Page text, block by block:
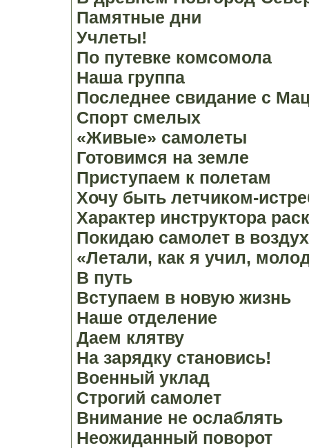
Памятные дни
Учлеты!
По путевке комсомола
Наша группа
Последнее свидание с
Спорт смелых
«Живые» самолеты
Готовимся на земле
Приступаем к полетам
Хочу быть летчиком-
Характер инструктора
Покидаю самолет в
«Летали, как я учил,
В путь
Вступаем в новую жизнь
Наше отделение
Даем клятву
На зарядку становись!
Военный уклад
Строгий самолет
Внимание не ослаблять
Неожиданный поворот